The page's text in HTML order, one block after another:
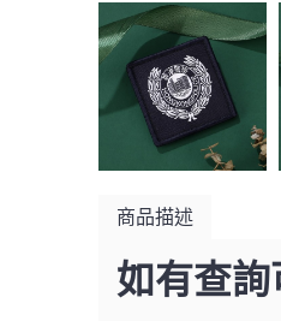
商品描述
如有查